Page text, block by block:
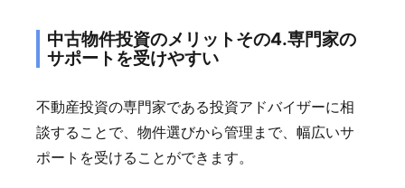
中古物件投資のメリットその4.専門家の
サポートを受けやすい
不動産投資の専門家である投資アドバイザーに相
談することで、物件選びから管理まで、幅広いサ
ポートを受けることができます。